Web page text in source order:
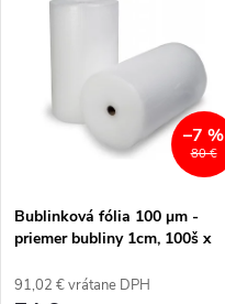
e
p
Najpredávanejšie
s
p
80 €
–7 %
Bublinková fólia 100 μm -
priemer bubliny 1cm, 100š x
91,02 € vrátane DPH